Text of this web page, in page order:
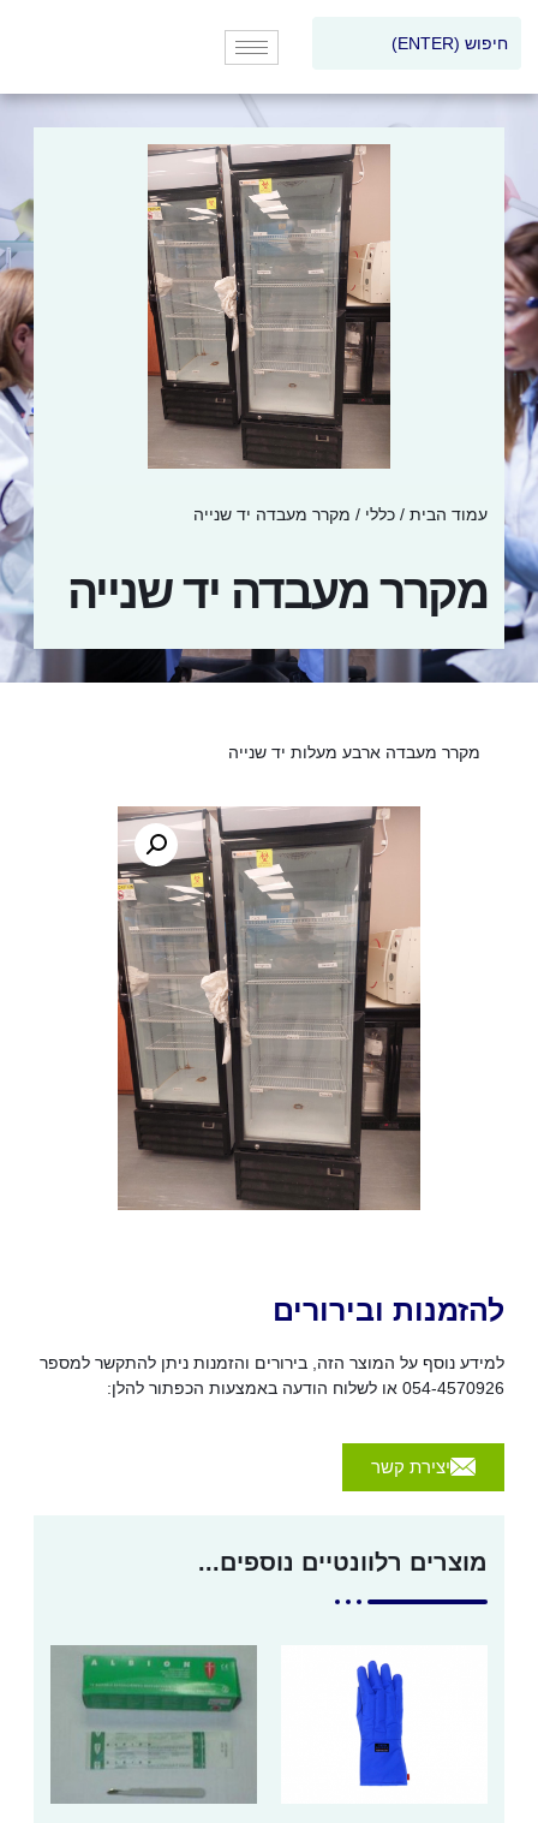
עמוד הבית / כללי / מקרר מעבדה יד שנייה
מקרר מעבדה יד שנייה
מקרר מעבדה ארבע מעלות יד שנייה
להזמנות ובירורים
למידע נוסף על המוצר הזה, בירורים והזמנות ניתן להתקשר למספר
054-4570926 או לשלוח הודעה באמצעות הכפתור להלן:
יצירת קשר
מוצרים רלוונטיים נוספים...